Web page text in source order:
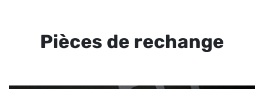
Pièces de rechange